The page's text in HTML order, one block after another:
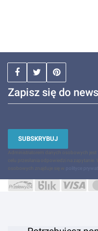
Zapisz się do
SUBSKRYBUJ
Administratorem danych osobowych jest
celu przesłania odpowiedzi na
osobowych znajduje się w